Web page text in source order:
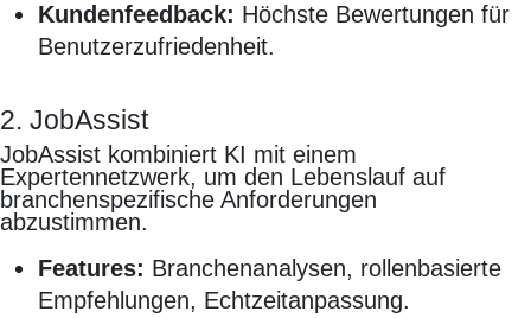
Kundenfeedback: Höchste Bewertungen für
Benutzerzufriedenheit.
2. JobAssist
JobAssist kombiniert KI mit einem
Expertennetzwerk, um den Lebenslauf auf
branchenspezifische Anforderungen
abzustimmen.
Features: Branchenanalysen, rollenbasierte
Empfehlungen, Echtzeitanpassung.